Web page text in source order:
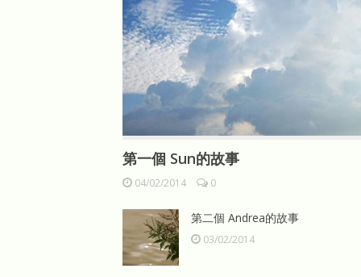
第一個 Sun的故事
04/02/2014 0
第二個 Andrea的故事
03/02/2014